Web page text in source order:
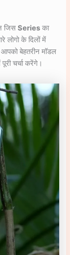
जिसSeries का
लोगो के दिलों में
आपको बेहतरीन मॉडल
चर्चा करेंगे।